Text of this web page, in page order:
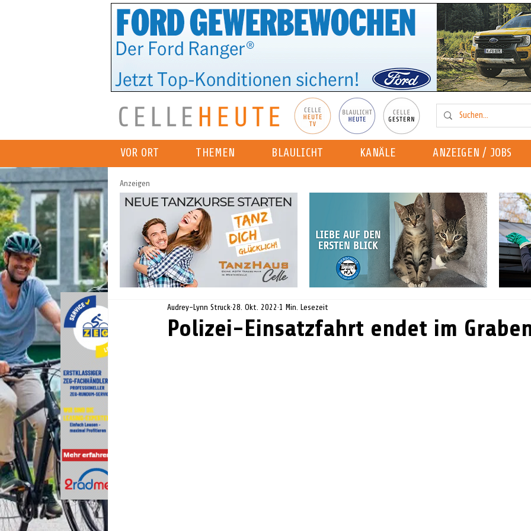
VOR ORT THEMEN BLAULICHT KANÄLE ANZEIGEN / JOBS
Anzeigen
Polizei-Einsatzfahrt endet im
Audrey-Lynn Struck 28. Okt. 2022 1 Min. Lesezeit